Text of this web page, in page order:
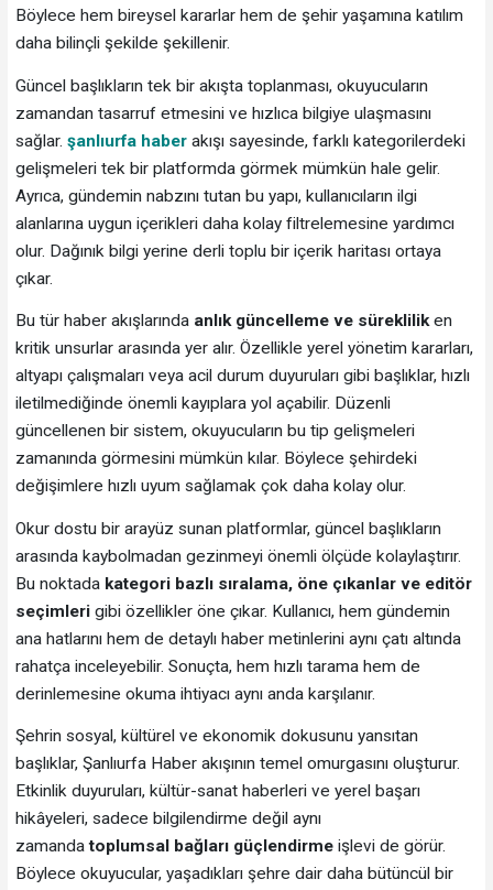
Böylece hem bireysel kararlar hem de şehir yaşamına katılım
daha bilinçli şekilde şekillenir.
Güncel başlıkların tek bir akışta toplanması, okuyucuların
zamandan tasarruf etmesini ve hızlıca bilgiye ulaşmasını
sağlar. şanlıurfa haberakışı sayesinde, farklı kategorilerdeki
gelişmeleri tek bir platformda görmek mümkün hale gelir.
Ayrıca, gündemin nabzını tutan bu yapı, kullanıcıların ilgi
alanlarına uygun içerikleri daha kolay filtrelemesine yardımcı
olur. Dağınık bilgi yerine derli toplu bir içerik haritası ortaya
çıkar.
Bu tür haber akışlarında anlık güncelleme ve sürekliliken
kritik unsurlar arasında yer alır. Özellikle yerel yönetim kararları,
altyapı çalışmaları veya acil durum duyuruları gibi başlıklar, hızlı
iletilmediğinde önemli kayıplara yol açabilir. Düzenli
güncellenen bir sistem, okuyucuların bu tip gelişmeleri
zamanında görmesini mümkün kılar. Böylece şehirdeki
değişimlere hızlı uyum sağlamak çok daha kolay olur.
Okur dostu bir arayüz sunan platformlar, güncel başlıkların
arasında kaybolmadan gezinmeyi önemli ölçüde kolaylaştırır.
Bu noktada kategori bazlı sıralama, öne çıkanlar ve editör
seçimlerigibi özellikler öne çıkar. Kullanıcı, hem gündemin
ana hatlarını hem de detaylı haber metinlerini aynı çatı altında
rahatça inceleyebilir. Sonuçta, hem hızlı tarama hem de
derinlemesine okuma ihtiyacı aynı anda karşılanır.
Şehrin sosyal, kültürel ve ekonomik dokusunu yansıtan
başlıklar, Şanlıurfa Haber akışının temel omurgasını oluşturur.
Etkinlik duyuruları, kültür-sanat haberleri ve yerel başarı
hikâyeleri, sadece bilgilendirme değil aynı
zamandatoplumsal bağları güçlendirmeişlevi de görür.
Böylece okuyucular, yaşadıkları şehre dair daha bütüncül bir